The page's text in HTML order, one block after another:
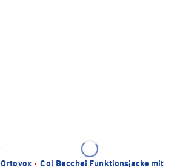
Ortovox · Col Becchei Funktionsjacke mit